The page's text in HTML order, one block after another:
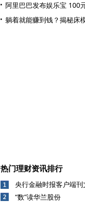
阿里巴巴发布娱乐宝 100
躺着就能赚到钱？揭秘床
热门理财资讯排行
央行金融时报客户端
“数”读华兰股份